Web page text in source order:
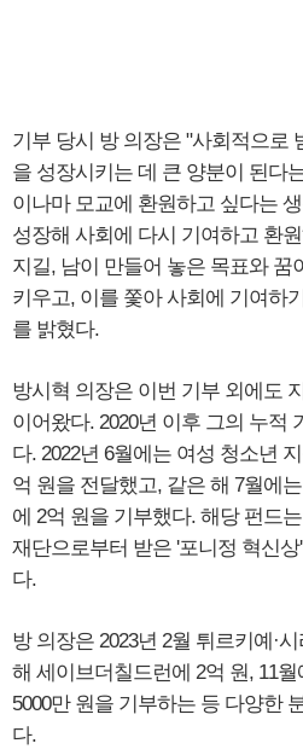
기부 당시 방 의장은 "사회적으로
을 성장시키는 데 큰 양분이 된다
이나마 모교에 환원하고 싶다는
성장해 사회에 다시 기여하고 환
지길, 남이 만들어 놓은 목표와 꿈
키우고, 이를 쫓아 사회에 기여하
를 밝혔다.
방시혁 의장은 이번 기부 외에도
이어왔다. 2020년 이후 그의 누적
다. 2022년 6월에는 여성 청소년
억 원을 전달했고, 같은 해 7월에
에 2억 원을 기부했다. 해당 펀드
재단으로부터 받은 '포니정 혁신
다.
방 의장은 2023년 2월 튀르키예·
해 세이브더칠드런에 2억 원, 11
5000만 원을 기부하는 등 다양한
다.